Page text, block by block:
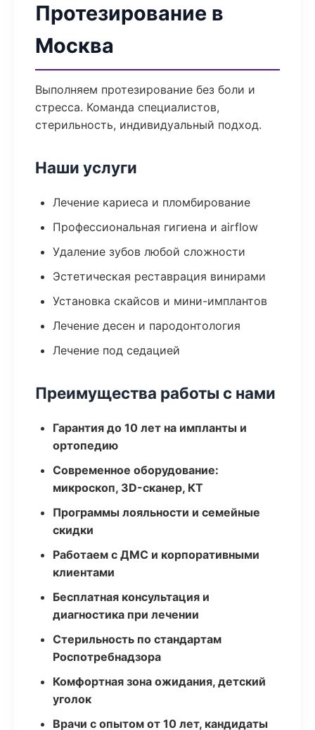
Протезирование в
Москва
Выполняем протезирование без боли и
стресса. Команда специалистов,
стерильность, индивидуальный подход.
Наши услуги
Лечение кариеса и пломбирование
Профессиональная гигиена и airflow
Удаление зубов любой сложности
Эстетическая реставрация винирами
Установка скайсов и мини-имплантов
Лечение десен и пародонтология
Лечение под седацией
Преимущества работы с нами
Гарантия до 10 лет на импланты и
ортопедию
Современное оборудование:
микроскоп, 3D-сканер, КТ
Программы лояльности и семейные
скидки
Работаем с ДМС и корпоративными
клиентами
Бесплатная консультация и
диагностика при лечении
Стерильность по стандартам
Роспотребнадзора
Комфортная зона ожидания, детский
уголок
Врачи с опытом от 10 лет, кандидаты